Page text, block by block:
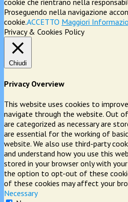
Proseguendo nella navigazione
cookie.ACCETTO Maggiori
Privacy & Cookies Policy
Chiudi
Privacy Overview
This website uses cookies to
navigate through the website. Out
are categorized as necessary are
are essential for the working of
website. We also use third-party
and understand how you use this
stored in your browser only with
the option to opt-out of these
of these cookies may affect your
Necessary